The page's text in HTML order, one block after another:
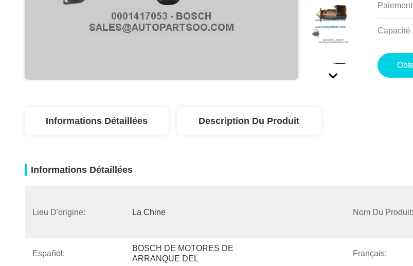
Capacité
Informations Détaillées Description Du Produit
Informations Détaillées
Lieu D'origine: La Chine Nom Du Produit:
Español:
BOSCH DE MOTORES DE
ARRANQUE DEL
Français: